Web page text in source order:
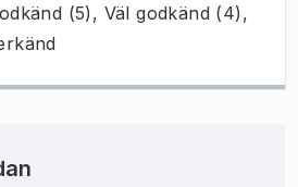
(5), Väl godkänd (4),